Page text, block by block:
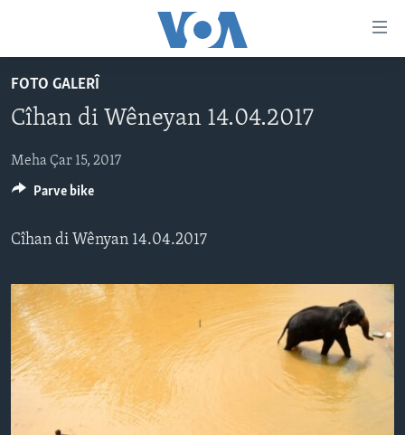
here
naveroka
Yekser
here
serekî
Lêgerînê
NÛÇE
VÎDYO GALERÎ
FOTO GALERÎ
HERÊMÊN KURDAN
AMERÎKA
TIRKÎYE
ÎRAQ
ÎRAN
ROJHILATA NAVÎN
CÎHAN
ÇAND Û HUNER
FOTO GALERÎ
Cîhan di Wêneyan 14.04.2017
Meha Çar 15, 2017
Cîhan di Wênyan 14.04.2017
Parve bike